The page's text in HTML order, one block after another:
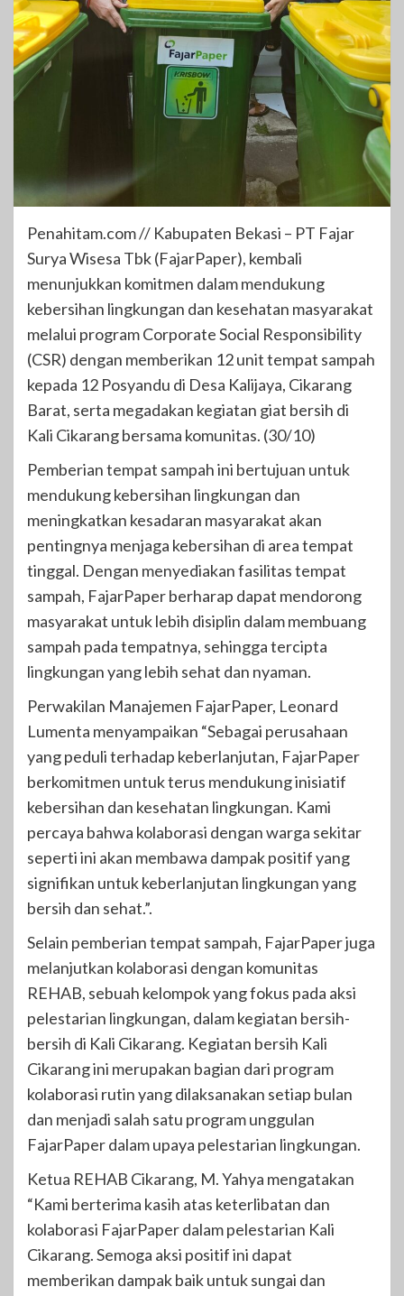
Penahitam.com // Kabupaten Bekasi – PT Fajar
Surya Wisesa Tbk (FajarPaper), kembali
menunjukkan komitmen dalam mendukung
kebersihan lingkungan dan kesehatan masyarakat
melalui program Corporate Social Responsibility
(CSR) dengan memberikan 12 unit tempat sampah
kepada 12 Posyandu di Desa Kalijaya, Cikarang
Barat, serta megadakan kegiatan giat bersih di
Kali Cikarang bersama komunitas. (30/10)
Pemberian tempat sampah ini bertujuan untuk
mendukung kebersihan lingkungan dan
meningkatkan kesadaran masyarakat akan
pentingnya menjaga kebersihan di area tempat
tinggal. Dengan menyediakan fasilitas tempat
sampah, FajarPaper berharap dapat mendorong
masyarakat untuk lebih disiplin dalam membuang
sampah pada tempatnya, sehingga tercipta
lingkungan yang lebih sehat dan nyaman.
Perwakilan Manajemen FajarPaper, Leonard
Lumenta menyampaikan “Sebagai perusahaan
yang peduli terhadap keberlanjutan, FajarPaper
berkomitmen untuk terus mendukung inisiatif
kebersihan dan kesehatan lingkungan. Kami
percaya bahwa kolaborasi dengan warga sekitar
seperti ini akan membawa dampak positif yang
signifikan untuk keberlanjutan lingkungan yang
bersih dan sehat.”.
Selain pemberian tempat sampah, FajarPaper juga
melanjutkan kolaborasi dengan komunitas
REHAB, sebuah kelompok yang fokus pada aksi
pelestarian lingkungan, dalam kegiatan bersih-
bersih di Kali Cikarang. Kegiatan bersih Kali
Cikarang ini merupakan bagian dari program
kolaborasi rutin yang dilaksanakan setiap bulan
dan menjadi salah satu program unggulan
FajarPaper dalam upaya pelestarian lingkungan.
Ketua REHAB Cikarang, M. Yahya mengatakan
“Kami berterima kasih atas keterlibatan dan
kolaborasi FajarPaper dalam pelestarian Kali
Cikarang. Semoga aksi positif ini dapat
memberikan dampak baik untuk sungai dan